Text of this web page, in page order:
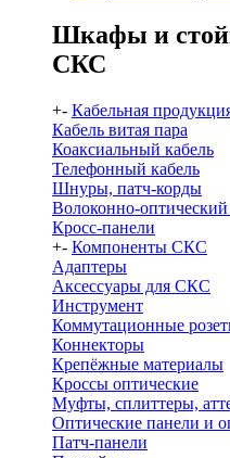
Шкафы и
СКС
+- Кабельная
Кабель витая пара
Коаксиальный кабель
Телефонный кабель
Шнуры, патч-корды
Волоконно-оптический
Кросс-панели
+- Компоненты СКС
Адаптеры
Аксессуары для СКС
Инструмент
Коммутационные
Коннекторы
Крепёжные материалы
Кроссы оптические
Муфты, сплиттеры,
Оптические панели и
Патч-панели